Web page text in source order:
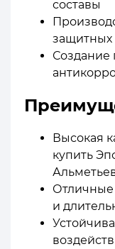
составы
защитных
Высокая
купить
Отличные
и